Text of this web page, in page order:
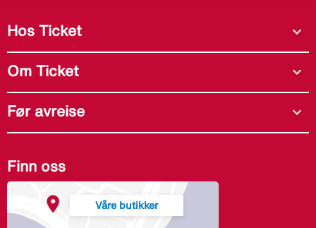
Hos Ticket expand_more
Om Ticket expand_more
Før avreise expand_more
Finn oss
Våre butikker